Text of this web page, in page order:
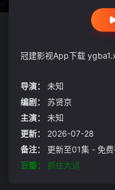
冠建影视App下载
导演：
未知
编剧：
苏贤京
主演：
未知
更新：
2026-07-28
备注：
更新至01集 - 免
豆瓣：
抓住大运